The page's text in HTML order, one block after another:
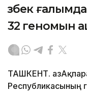
Өзбек
32 геномын
ТАШКЕНТ.
Республикасының